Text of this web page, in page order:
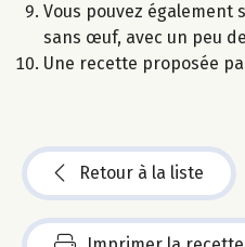
Vous pouvez également
sans œuf, avec un peu
Une recette proposée
Retour à la liste